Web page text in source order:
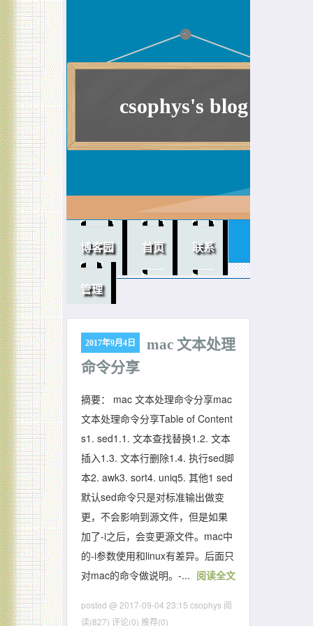
csophys's blog
提升软实力！
博客园 首页 联系
管理
2017年9月4日
mac 文本处理
命令分享
摘要： mac 文本处理命令分享mac
文本处理命令分享Table of Content
s1. sed1.1. 文本查找替换1.2. 文本
插入1.3. 文本行删除1.4. 执行sed脚
本2. awk3. sort4. uniq5. 其他1 sed
默认sed命令只是对标准输出做变
更，不会影响到源文件，但是如果
加了-i之后，会变更源文件。mac中
的-i参数使用和linux有差异。后面只
对mac的命令做说明。-...
阅读全文
posted @ 2017-09-04 23:15 csophys 阅
读(827) 评论(0) 推荐(0)